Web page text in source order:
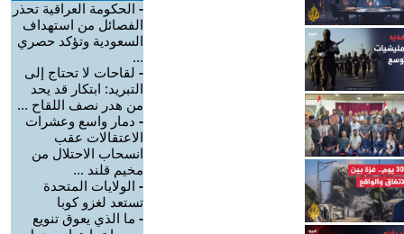
- الحكومة العراقية تحذر
الفصائل من استهداف
السعودية وتؤكد حصري
...
- لقاحات لا تحتاج إلى
التبريد: ابتكار قد يحد
من هدر نصف اللقاح ...
- دمار واسع وعشرات
الاعتقالات عقب
انسحاب الاحتلال من
مخيم قلند ...
- الولايات المتحدة
تستعد لغزو كوبا
- ما الذي يعوق تنويع